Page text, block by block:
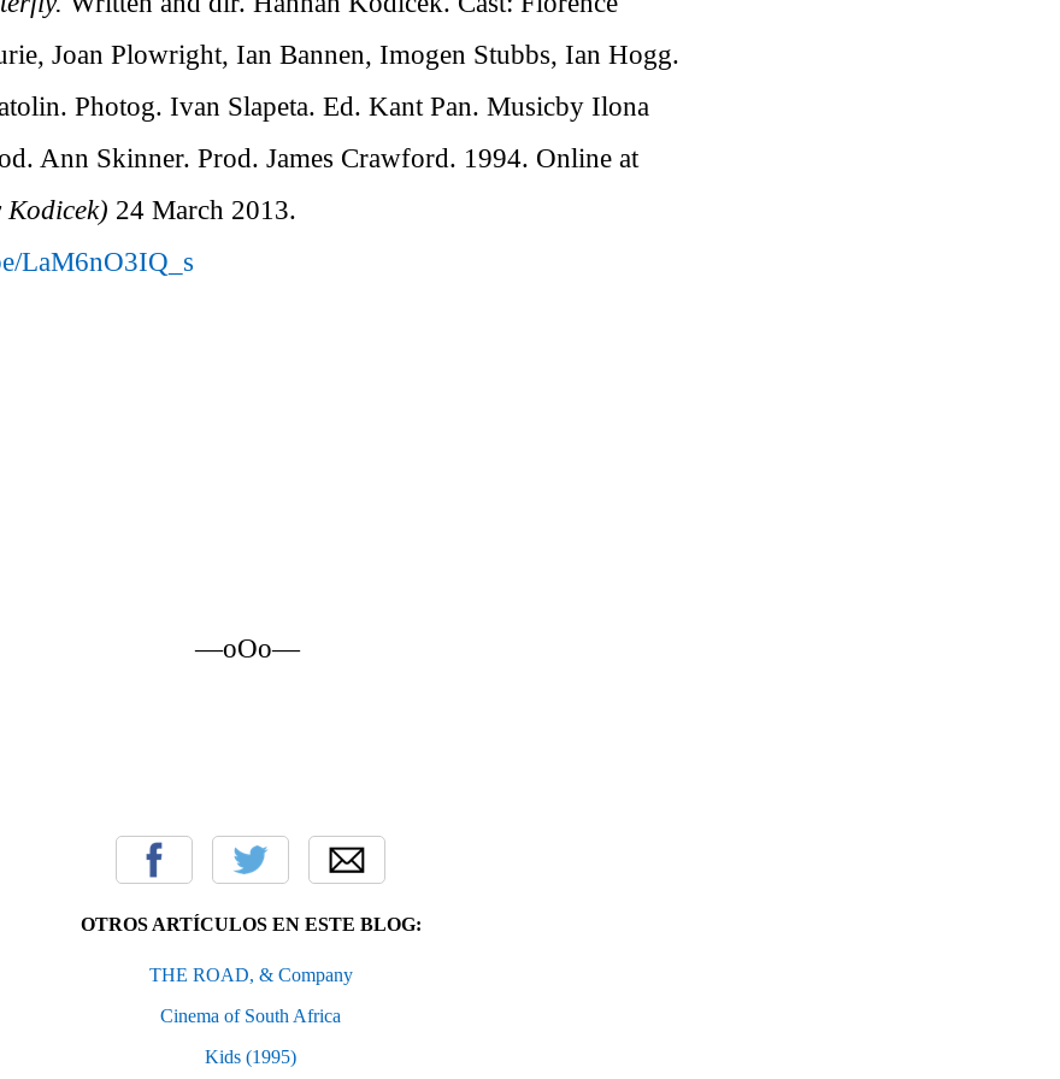
Joan Plowright, Ian Bannen, Imogen Stubbs, Ian Hogg.
Photog. Ivan Slapeta. Ed. Kant Pan. Musicby Ilona
Ann Skinner. Prod. James Crawford. 1994. Online at
Kodicek) 24 March 2013.
LaM6nO3IQ_s
—oOo—
OTROS ARTÍCULOS EN ESTE BLOG:
THE ROAD, & Company
Cinema of South Africa
Kids (1995)